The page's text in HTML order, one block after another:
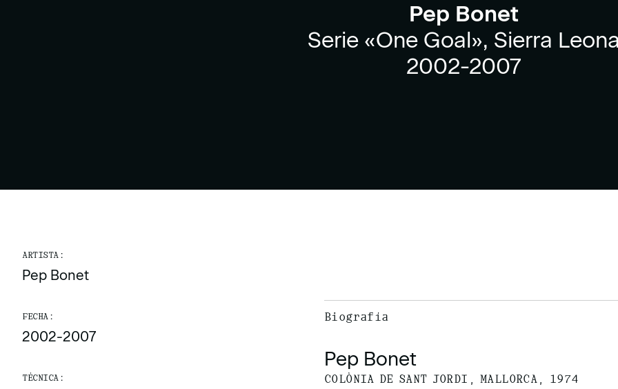
Pep Bonet
Serie «One Goal», Sierra
2002-2007
ARTISTA:
Pep Bonet
FECHA:
2002-2007
TÉCNICA:
Biografía
Pep Bonet
COLÒNIA DE SANT JORDI, MALLORCA, 1974